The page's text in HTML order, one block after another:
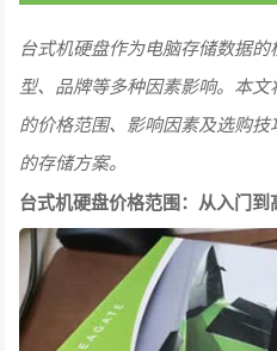
台式机硬盘作为电脑存储数据
型、品牌等多种因素影响。本
的价格范围、影响因素及选购
的存储方案。
台式机硬盘价格范围：从入门到